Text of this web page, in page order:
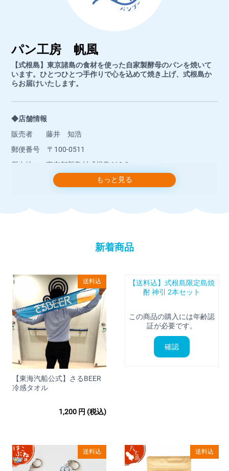
パン工房 帆風
【式根島】東京諸島の食材を使った自家製酵母のパンを焼いて
います。ひとつひとつ手作りで心を込めて焼き上げ、式根島か
らお届けいたします。
◆店舗情報
販売者 藤井 知浩
郵便番号 〒100-0511
所在地 東京都新島村式根島610-2
店舗名 パン工房 帆風
屋号 パン工房 帆風（パンコウボウ パンプー）藤井
製造責任者 藤井 悠子
所在地 東京都新島村式根島610-2
電話 04992-7-0337（藤井サービス工業内）
お電話でのお問い合わせは水曜日・木曜日（9:00～17:00）のみ
とさせていただきます。
Ｅ-mail f-service@celery.ocn.ne.jp
◆お支払方法クレジットカード（Visa/MasterCard/JCB/Disco
ver/AmericanExpress/DinersClub）
◆お届け方法 日本郵便
もっと見る
新着商品
送料込
【東海汽船公式】さるBEER
冷感タオル
1,200 円 (税込)
【送料込】式根島限定島焼
酎 神引 2本セット
この商品の購入には年齢認
証が必要です。
確認
送料込 送料込